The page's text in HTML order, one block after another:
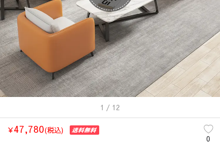
1 / 12
￥47,780(税込)
0